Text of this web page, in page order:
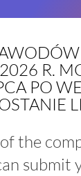
R.
PO
the
submit